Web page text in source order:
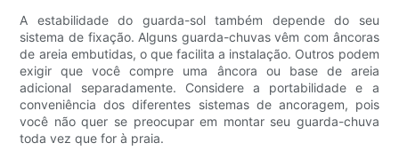
A estabilidade do guarda-sol também depende do seu
sistema de fixação. Alguns guarda-chuvas vêm com âncoras
de areia embutidas, o que facilita a instalação. Outros podem
exigir que você compre uma âncora ou base de areia
adicional separadamente. Considere a portabilidade e a
conveniência dos diferentes sistemas de ancoragem, pois
você não quer se preocupar em montar seu guarda-chuva
toda vez que for à praia.